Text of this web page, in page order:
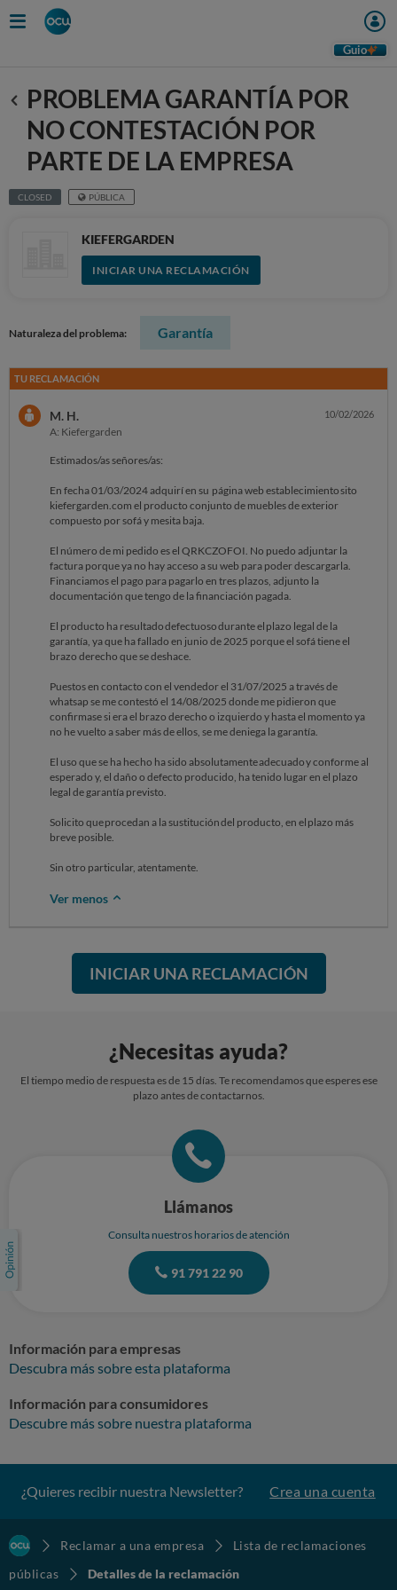
Guio
Anterior
PROBLEMA GARANTÍA POR
NO CONTESTACIÓN POR
PARTE DE LA EMPRESA
CLOSED PÚBLICA
KIEFERGARDEN
INICIAR UNA RECLAMACIÓN
Naturaleza del problema: Garantía
TU RECLAMACIÓN
M. H.
A: Kiefergarden
10/02/2026
Estimados/as señores/as:
En fecha 01/03/2024 adquirí en su página web establecimiento sito
kiefergarden.com el producto conjunto de muebles de exterior
compuesto por sofá y mesita baja.
El número de mi pedido es el QRKCZOFOI. No puedo adjuntar la
factura porque ya no hay acceso a su web para poder descargarla.
Financiamos el pago para pagarlo en tres plazos, adjunto la
documentación que tengo de la financiación pagada.
El producto ha resultado defectuoso durante el plazo legal de la
garantía, ya que ha fallado en junio de 2025 porque el sofá tiene el
brazo derecho que se deshace.
Puestos en contacto con el vendedor el 31/07/2025 a través de
whatsap se me contestó el 14/08/2025 donde me pidieron que
confirmase si era el brazo derecho o izquierdo y hasta el momento ya
no he vuelto a saber más de ellos, se me deniega la garantía.
El uso que se ha hecho ha sido absolutamente adecuado y conforme al
esperado y, el daño o defecto producido, ha tenido lugar en el plazo
legal de garantía previsto.
Solicito que procedan a la sustitución del producto, en el plazo más
breve posible.
Sin otro particular, atentamente.
Ver menos
INICIAR UNA RECLAMACIÓN
¿Necesitas ayuda?
El tiempo medio de respuesta es de 15 días. Te recomendamos que esperes ese
plazo antes de contactarnos.
Llámanos
Consulta nuestros horarios de atención
91 791 22 90
Información para empresas
Descubra más sobre esta plataforma
Información para consumidores
Descubre más sobre nuestra plataforma
¿Quieres recibir nuestra Newsletter? Crea una cuenta
Reclamar a una empresa
Lista de reclamaciones
públicas
Detalles de la reclamación